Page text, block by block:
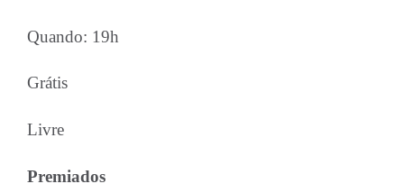
Quando: 19h
Grátis
Livre
Premiados